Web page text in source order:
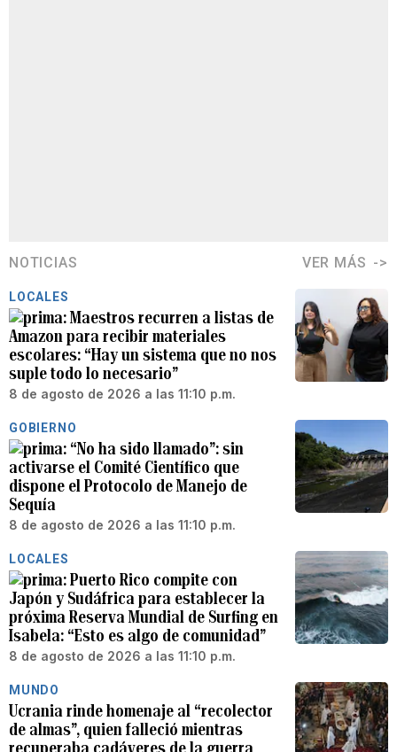
NOTICIAS VER MÁS
LOCALES
Maestros recurren a listas de
Amazon para recibir materiales
escolares: “Hay un sistema que no nos
suple todo lo necesario”
8 de agosto de 2026 a las 11:10 p.m.
GOBIERNO
“No ha sido llamado”: sin
activarse el Comité Científico que
dispone el Protocolo de Manejo de
Sequía
8 de agosto de 2026 a las 11:10 p.m.
LOCALES
Puerto Rico compite con
Japón y Sudáfrica para establecer la
próxima Reserva Mundial de Surfing en
Isabela: “Esto es algo de comunidad”
8 de agosto de 2026 a las 11:10 p.m.
MUNDO
Ucrania rinde homenaje al “recolector
de almas”, quien falleció mientras
recuperaba cadáveres de la guerra